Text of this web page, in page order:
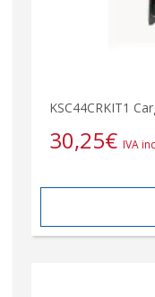
KSC44CRKIT1
30,25€ IVA